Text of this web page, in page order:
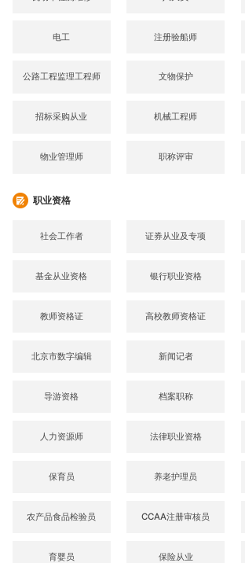
电工 注册验船师
公路工程监理工程师 文物保护
招标采购从业 机械工程师
物业管理师 职称评审
职业资格
社会工作者 证券从业及专项
基金从业资格 银行职业资格
教师资格证 高校教师资格证
北京市数字编辑 新闻记者
导游资格 档案职称
人力资源师 法律职业资格
保育员 养老护理员
农产品食品检验员 CCAA注册审核员
育婴员 保险从业